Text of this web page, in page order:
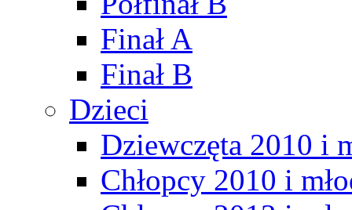
Finał A
Finał B
Dzieci
Dziewczęta 2010 i
Chłopcy 2010 i